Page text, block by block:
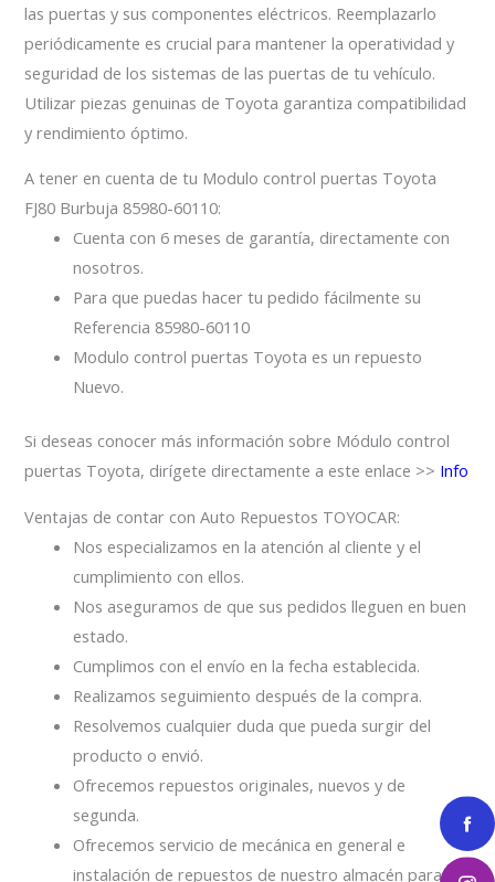
las puertas y sus componentes eléctricos. Reemplazarlo
periódicamente es crucial para mantener la operatividad y
seguridad de los sistemas de las puertas de tu vehículo.
Utilizar piezas genuinas de Toyota garantiza compatibilidad
y rendimiento óptimo.
A tener en cuenta de tu Modulo control puertas Toyota
FJ80 Burbuja 85980-60110:
Cuenta con 6 meses de garantía, directamente con
nosotros.
Para que puedas hacer tu pedido fácilmente su
Referencia 85980-60110
Modulo control puertas Toyota es un repuesto
Nuevo.
Si deseas conocer más información sobre Módulo control
puertas Toyota, dirígete directamente a este enlace >> Info
Ventajas de contar con Auto Repuestos TOYOCAR:
Nos especializamos en la atención al cliente y el
cumplimiento con ellos.
Nos aseguramos de que sus pedidos lleguen en buen
estado.
Cumplimos con el envío en la fecha establecida.
Realizamos seguimiento después de la compra.
Resolvemos cualquier duda que pueda surgir del
producto o envió.
Ofrecemos repuestos originales, nuevos y de
segunda.
Ofrecemos servicio de mecánica en general e
instalación de repuestos de nuestro almacén para